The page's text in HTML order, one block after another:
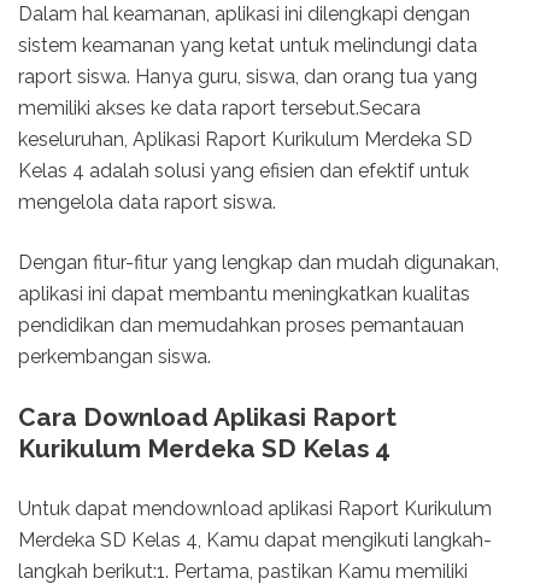
Dalam hal keamanan, aplikasi ini dilengkapi dengan
sistem keamanan yang ketat untuk melindungi data
raport siswa. Hanya guru, siswa, dan orang tua yang
memiliki akses ke data raport tersebut.Secara
keseluruhan, Aplikasi Raport Kurikulum Merdeka SD
Kelas 4 adalah solusi yang efisien dan efektif untuk
mengelola data raport siswa.
Dengan fitur-fitur yang lengkap dan mudah digunakan,
aplikasi ini dapat membantu meningkatkan kualitas
pendidikan dan memudahkan proses pemantauan
perkembangan siswa.
Cara Download Aplikasi Raport
Kurikulum Merdeka SD Kelas 4
Untuk dapat mendownload aplikasi Raport Kurikulum
Merdeka SD Kelas 4, Kamu dapat mengikuti langkah-
langkah berikut:1. Pertama, pastikan Kamu memiliki